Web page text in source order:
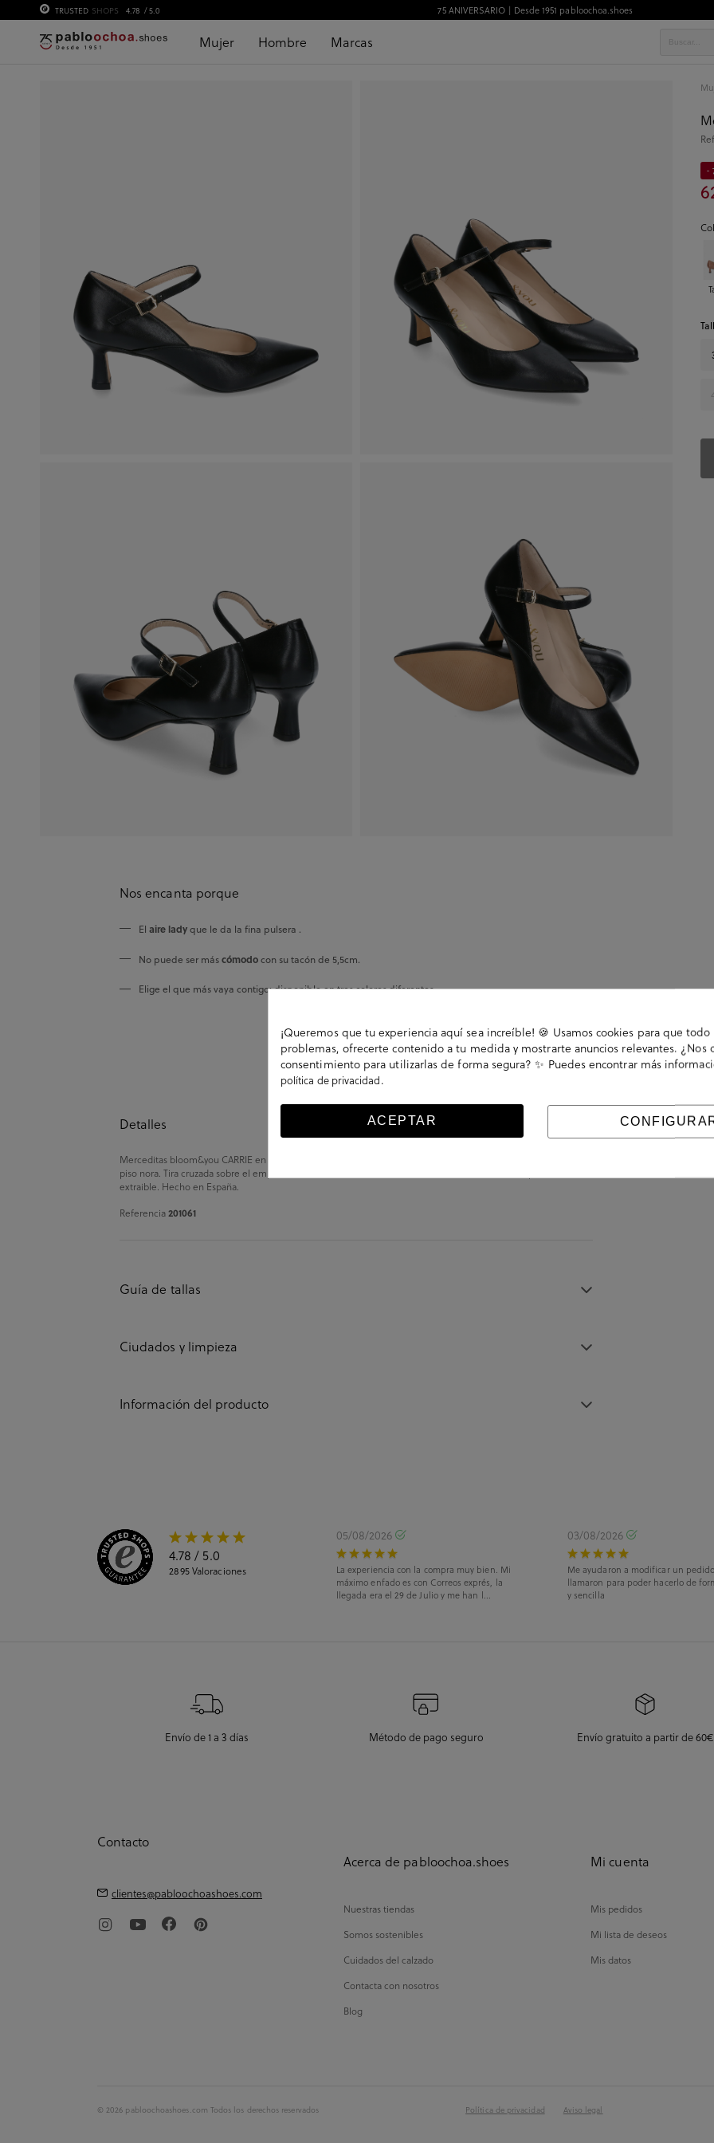
TRUSTED SHOPS 4.78 / 5.0 75 ANIVERSARIO | Desde 1951 pabloochoa.shoes
Mujer Hombre Marcas
-
Nos encanta porque
El aire ladyque le da la fina pulsera .
No puede ser máscómodocon su tacón de 5,5cm.
Elige el que más vaya contigo: disponible en tres colores diferentes.
Detalles
Merceditas bloom&you CARRIE en negro. Zapatos con tacón, fabricados en piel. Con forro interior sintético y
piso nora. Tira cruzada sobre el empeine. Altura tacón 5,5cm. Cierre con hebilla en un lateral. La plantilla no es
extraible. Hecho en España.
Referencia201061
Guía de tallas
Ciudados y limpieza
Información del producto
4.78 / 5.0
2895Valoraciones
05/08/2026
La experiencia con la compra muy bien. Mi
máximo enfado es con Correos exprés, la
llegada era el 29 de Julio y me han l...
03/08/2026
Me ayudaron a modificar un
llamaron para poder hacerlo de
y sencilla
Envío de 1 a 3 días Método de pago seguro Envío gratuito a partir de 60€
Contacto
clientes@pabloochoashoes.com
Acerca de pabloochoa.shoes
Nuestras tiendas
Somos sostenibles
Cuidados del calzado
Contacta con nosotros
Blog
Mi cuenta
Mis pedidos
Mi lista de deseos
Mis datos
© 2026 pabloochoashoes.com Todos los derechos reservados Política de privacidad Aviso legal
¡Queremos que tu experiencia aquí sea increíble! 🍪 Usamos cookies para que
problemas, ofrecerte contenido a tu medida y mostrarte anuncios relevantes. ¿Nos
consentimiento para utilizarlas de forma segura? ✨ Puedes encontrar más
política de privacidad.
ACEPTAR